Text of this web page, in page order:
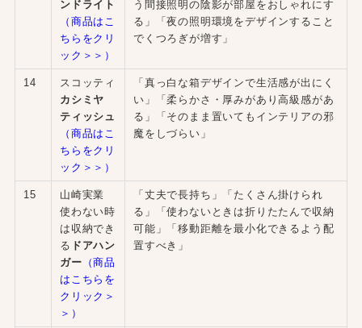
ンドライト
（商品はこ
ちらをクリ
ック＞＞）
う間接照明の陰影が部屋をおしゃれにす
る」「夜の照明環境をデザインすること
でくつろぎが増す」
14
スコッティ
カシミヤ
ティッシュ
（商品はこ
ちらをクリ
ック＞＞）
「真っ白な箱デザインで生活感が出にく
い」「柔らかさ・厚みがあり高級感があ
る」「そのまま置いてもインテリアの邪
魔をしづらい」
15
山崎実業
使わない時
は収納でき
る ドアハン
ガー （商品
はこちらを
クリック＞
＞）
「丈夫で長持ち」「たくさん掛けられ
る」「使わないときは折りたたんで収納
可能」「移動距離を最小化できるよう配
置すべき」